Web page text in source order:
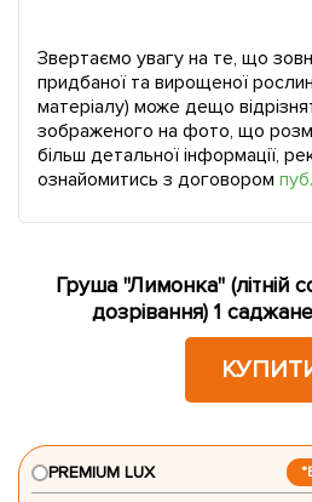
Звертаємо увагу на те, що
придбаної та вирощеної
матеріалу) може дещо
зображеного на фото, що
більш детальної інформації,
ознайомитись з договором
Груша "Лимонка" (літній
дозрівання) 1
PREMIUM LUX